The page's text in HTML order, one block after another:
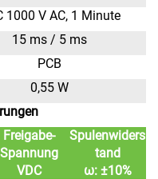
1000 V AC, 1 Minute
15 ms / 5 ms
PCB
0,55 W
Freigabe-
Spannung
VDC
Spulenwiders
tand
ω: ±10%